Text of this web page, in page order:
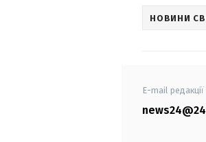
НОВИНИ
E-mail редакції